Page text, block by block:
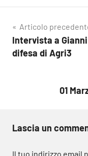
articoli
Articolo
Intervista a
difesa di Agri3
01
Lascia un
Il tuo indirizzo email